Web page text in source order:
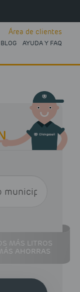
BLOG AYUDA Y FAQ
Área de clientes
MÁS LITROS
MÁS AHORRAS